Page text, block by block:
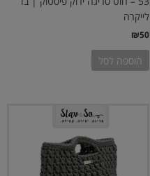
לייקרה
₪50
הוספה לסל